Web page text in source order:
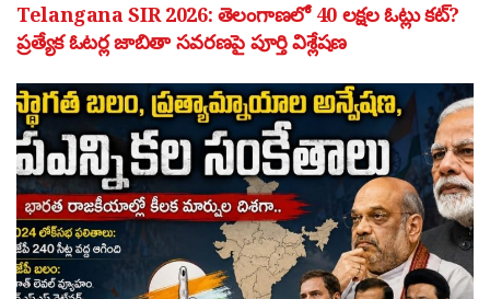
Telangana SIR 2026: తెలంగాణలో 40 లక్షల ఓట్లు కట్?
ప్రత్యేక ఓటర్ల జాబితా సవరణపై పూర్తి విశ్లేషణ